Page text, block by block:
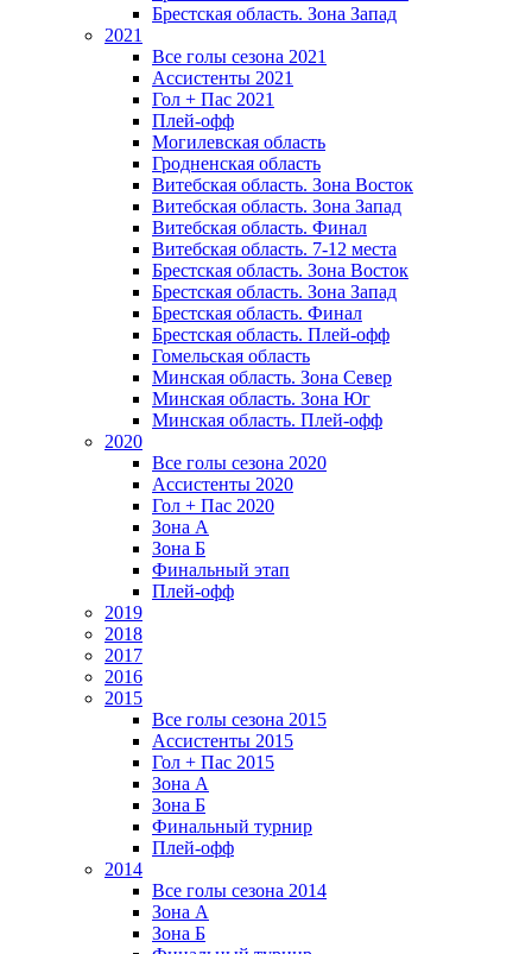
Брестская область. Зона Запад
2021
Все голы сезона 2021
Ассистенты 2021
Гол + Пас 2021
Плей-офф
Могилевская область
Гродненская область
Витебская область. Зона Восток
Витебская область. Зона Запад
Витебская область. Финал
Витебская область. 7-12 места
Брестская область. Зона Восток
Брестская область. Зона Запад
Брестская область. Финал
Брестская область. Плей-офф
Гомельская область
Минская область. Зона Север
Минская область. Зона Юг
Минская область. Плей-офф
2020
Все голы сезона 2020
Ассистенты 2020
Гол + Пас 2020
Зона А
Зона Б
Финальный этап
Плей-офф
2019
2018
2017
2016
2015
Все голы сезона 2015
Ассистенты 2015
Гол + Пас 2015
Зона А
Зона Б
Финальный турнир
Плей-офф
2014
Все голы сезона 2014
Зона А
Зона Б